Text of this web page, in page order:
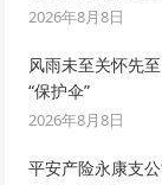
2026年8月8日
风雨未至关怀先
“保护伞”
2026年8月8日
平安产险永康支